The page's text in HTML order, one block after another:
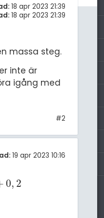
18 apr 2023 21:39
18 apr 2023 21:39
massa steg.
inte är
igång med
#2
19 apr 2023 10:16
0, 2
högskolan
(mattedelen)
diskussioner